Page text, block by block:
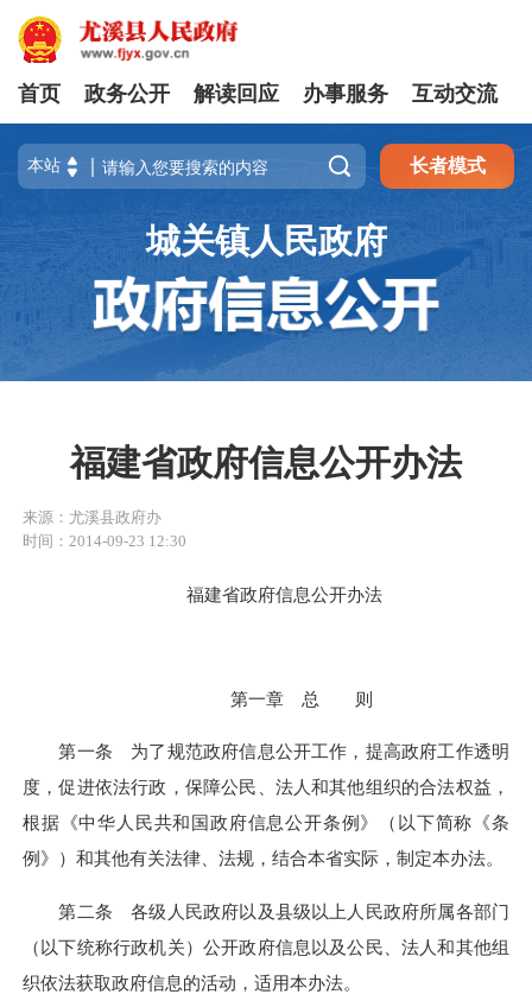
首页 政务公开 解读回应 办事服务 互动交流
 长者模式
城关镇人民政府
福建省政府信息公开办法
来源：尤溪县政府办
时间：2014-09-23 12:30
福建省政府信息公开办法
第一章 总 则
第一条 为了规范政府信息公开工作，提高政府工作透明
度，促进依法行政，保障公民、法人和其他组织的合法权益，
根据《中华人民共和国政府信息公开条例》（以下简称《条
例》）和其他有关法律、法规，结合本省实际，制定本办法。
第二条 各级人民政府以及县级以上人民政府所属各部门
（以下统称行政机关）公开政府信息以及公民、法人和其他组
织依法获取政府信息的活动，适用本办法。